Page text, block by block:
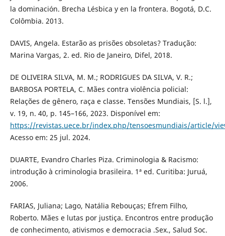
la dominación. Brecha Lésbica y en la frontera. Bogotá, D.C.
Colômbia. 2013.
DAVIS, Angela. Estarão as prisões obsoletas? Tradução:
Marina Vargas, 2. ed. Rio de Janeiro, Difel, 2018.
DE OLIVEIRA SILVA, M. M.; RODRIGUES DA SILVA, V. R.;
BARBOSA PORTELA, C. Mães contra violência policial:
Relações de gênero, raça e classe. Tensões Mundiais, [S. l.],
v. 19, n. 40, p. 145–166, 2023. Disponível em:
https://revistas.uece.br/index.php/tensoesmundiais/article/
Acesso em: 25 jul. 2024.
DUARTE, Evandro Charles Piza. Criminologia & Racismo:
introdução à criminologia brasileira. 1ª ed. Curitiba: Juruá,
2006.
FARIAS, Juliana; Lago, Natália Rebouças; Efrem Filho,
Roberto. Mães e lutas por justiça. Encontros entre produção
de conhecimento, ativismos e democracia .Sex., Salud Soc.